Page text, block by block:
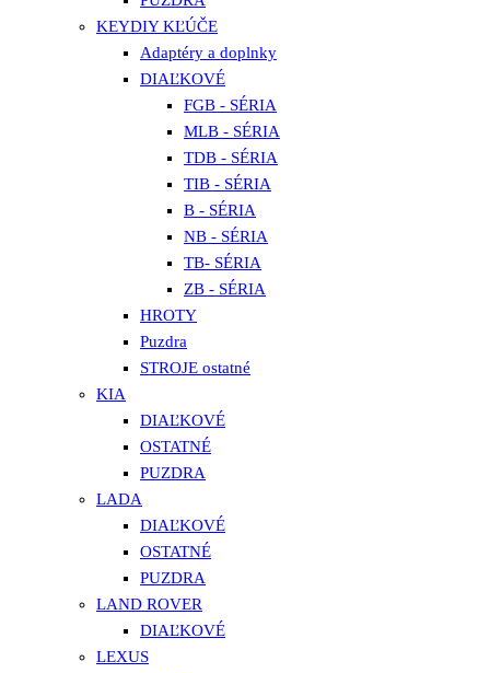
KEYDIY KĽÚČE
Adaptéry a doplnky
DIAĽKOVÉ
FGB - SÉRIA
MLB - SÉRIA
TDB - SÉRIA
TIB - SÉRIA
B - SÉRIA
NB - SÉRIA
TB- SÉRIA
ZB - SÉRIA
HROTY
Puzdra
STROJE ostatné
KIA
DIAĽKOVÉ
OSTATNÉ
PUZDRA
LADA
DIAĽKOVÉ
OSTATNÉ
PUZDRA
LAND ROVER
DIAĽKOVÉ
LEXUS